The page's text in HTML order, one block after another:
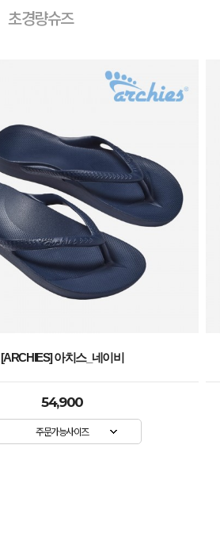
초경량슈즈
[ARCHIES] 아치스_화이트
54,900
주문가능사이즈